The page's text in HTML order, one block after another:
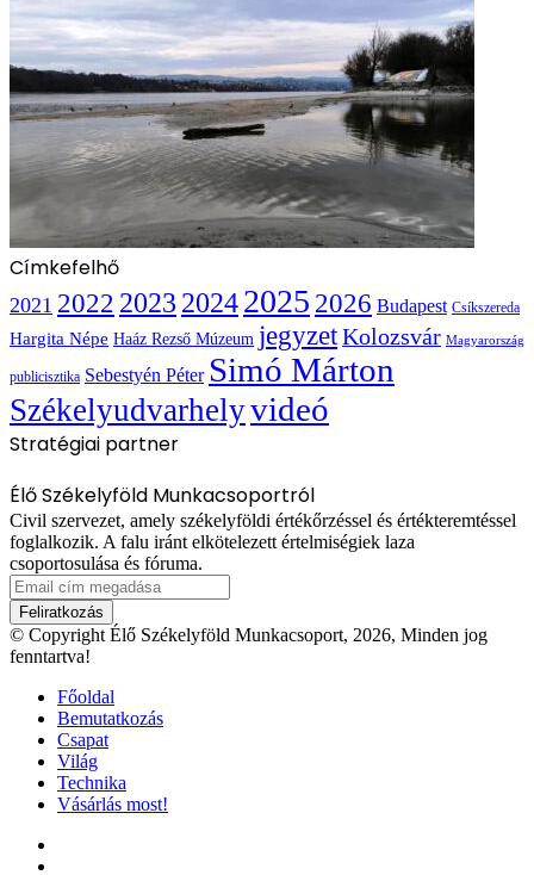
Címkefelhő
2021 2022 2023 20242025 2026 Budapest Csíkszereda
Hargita Népe Haáz Rezső Múzeum jegyzetKolozsvár Magyarország
publicisztika Sebestyén Péter Simó Márton
Székelyudvarhelyvideó
Stratégiai partner
Élő Székelyföld Munkacsoportról
Civil szervezet, amely székelyföldi értékőrzéssel és értékteremtéssel
foglalkozik. A falu iránt elkötelezett értelmiségiek laza
csoportosulása és fóruma.
Email
cím
megadása
© Copyright Élő Székelyföld Munkacsoport, 2026, Minden jog
fenntartva!
Főoldal
Bemutatkozás
Csapat
Világ
Technika
Vásárlás most!